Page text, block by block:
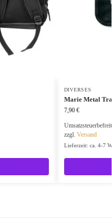
DIVERSES
Marie Metal
7,90 €
zzgl. Versand
Lieferzeit: ca. 4-7